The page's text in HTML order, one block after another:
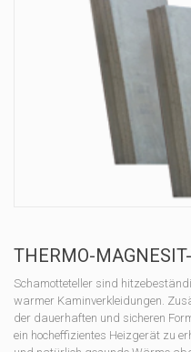
THERMO-
Schamotteteller sind
warmer Kaminverkleidungen.
der dauerhaften und sicheren
ein hocheffizientes Heizgerät zu